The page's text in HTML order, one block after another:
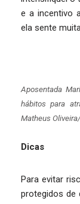
e a incentivo
ela sente
Aposentada
hábitos para
Matheus
Dicas
Para evitar
protegidos de